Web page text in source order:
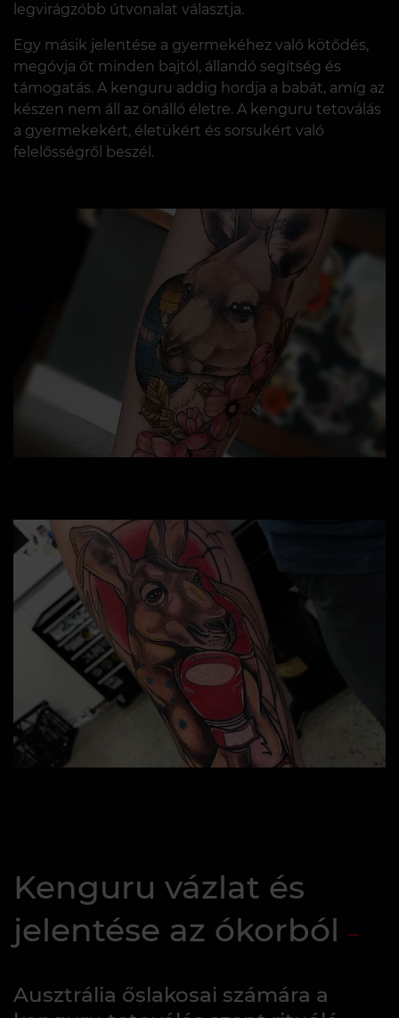
legvirágzóbb útvonalat választja.
Egy másik jelentése a gyermekéhez való kötődés,
megóvja őt minden bajtól, állandó segítség és
támogatás. A kenguru addig hordja a babát, amíg az
készen nem áll az önálló életre. A kenguru tetoválás
a gyermekekért, életükért és sorsukért való
felelősségről beszél.
Kenguru vázlat és
jelentése az ókorból
Ausztrália őslakosai számára a